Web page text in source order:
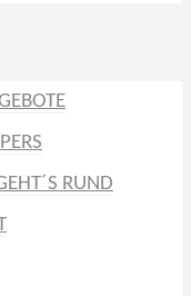
RUND